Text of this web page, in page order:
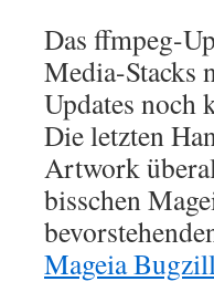
Das ffmpeg-
Media-Stacks
Updates noch
Die letzten
Artwork
bisschen
Mageia